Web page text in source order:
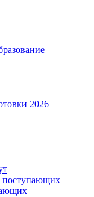
2026
поступающих